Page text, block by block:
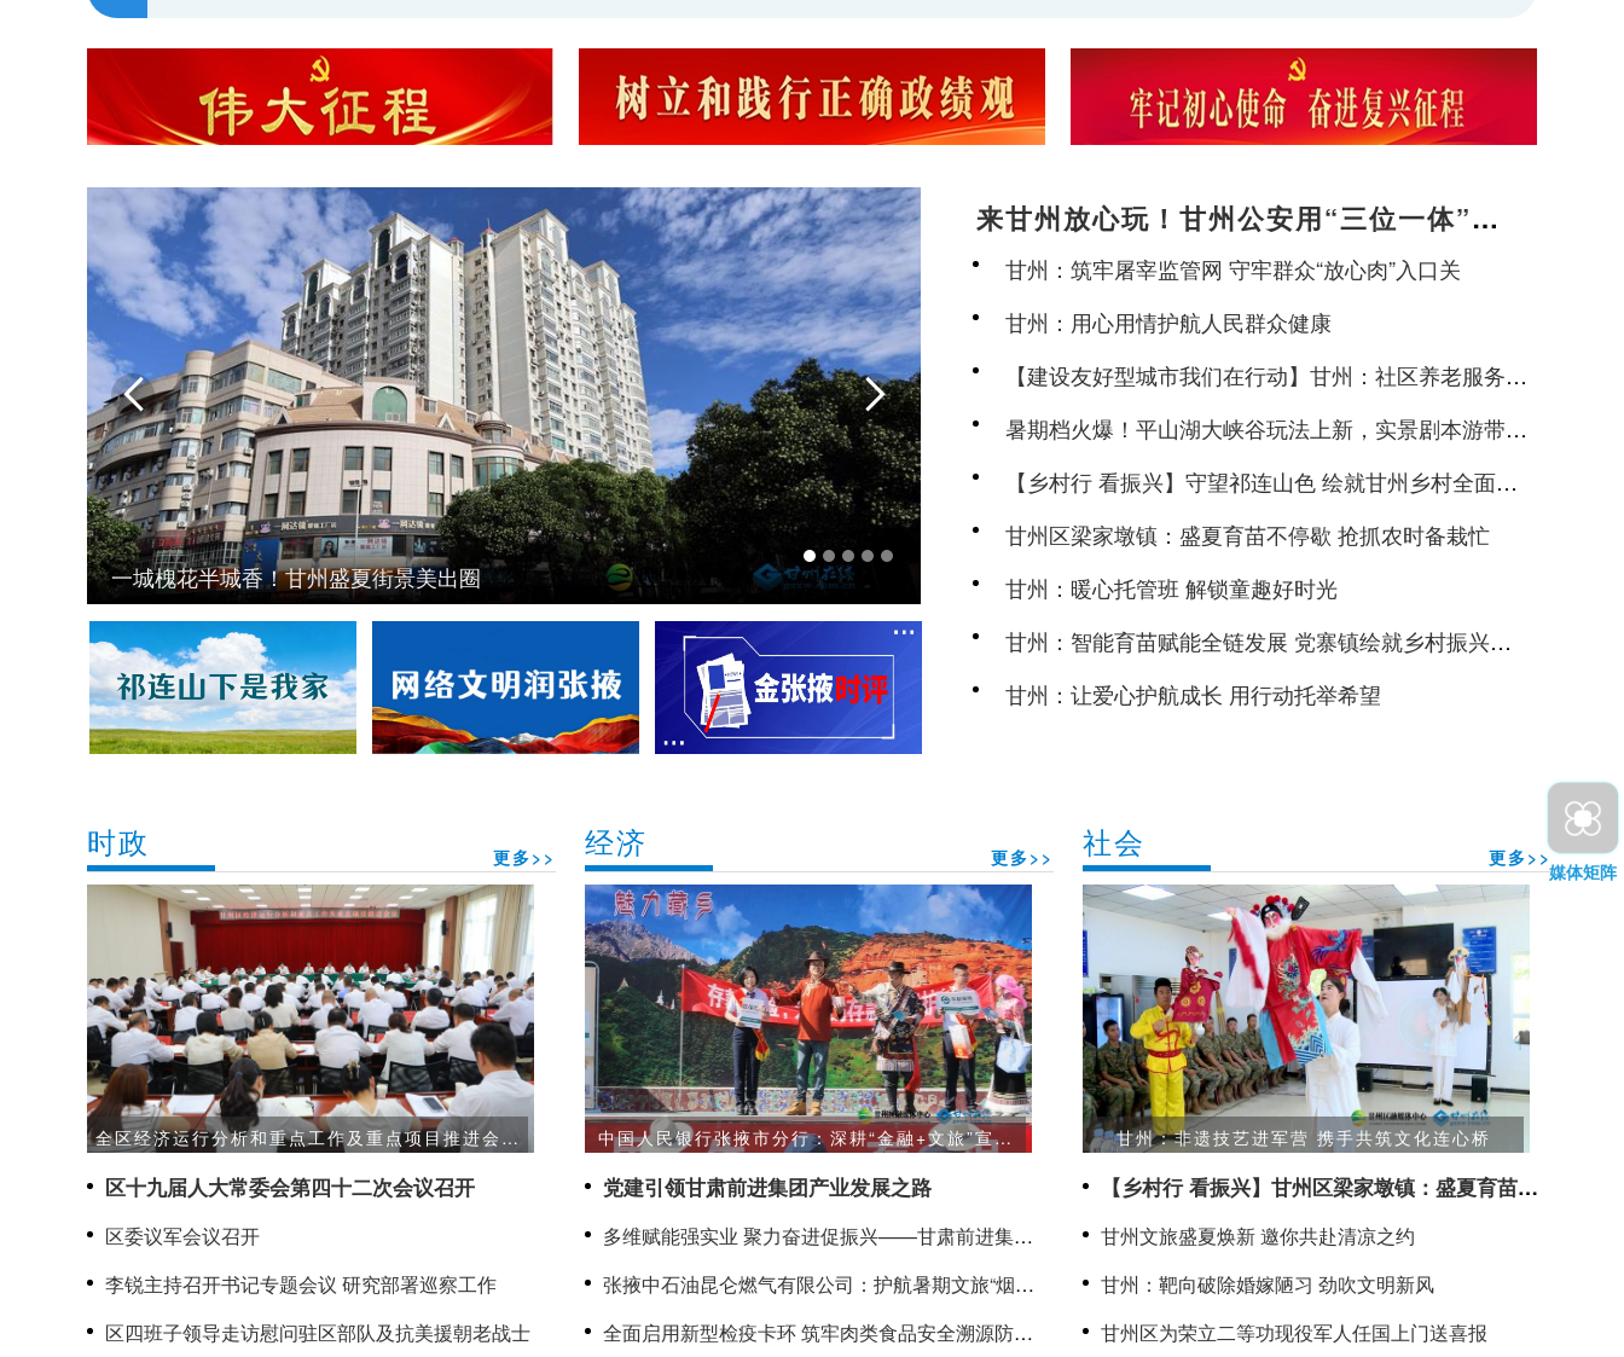
云映木塔 韵满甘州 夏日甘州木塔尽显千年古建之美
 
来甘州放心玩！甘州公安用“三位一体”警
务守护旅途暖意
甘州：筑牢屠宰监管网 守牢群众“放心肉”入口关
甘州：用心用情护航人民群众健康
【建设友好型城市我们在行动】甘州：社区养老服务阵
地点亮幸福“夕阳红”
暑期档火爆！平山湖大峡谷玩法上新，实景剧本游带火
河西“峡谷热”
【乡村行 看振兴】守望祁连山色 绘就甘州乡村全面振
兴新图景
甘州区梁家墩镇：盛夏育苗不停歇 抢抓农时备栽忙
甘州：暖心托管班 解锁童趣好时光
甘州：智能育苗赋能全链发展 党寨镇绘就乡村振兴富
民新图景
甘州：让爱心护航成长 用行动托举希望
时政 更多>>
全区经济运行分析和重点工作及重点项目推进会议
区十九届人大常委会第四十二次会议召开
区委议军会议召开
李锐主持召开书记专题会议 研究部署巡察工作
区四班子领导走访慰问驻区部队及抗美援朝老战士
经济 更多>>
中国人民银行张掖市分行：深耕“金融+文旅”宣传
党建引领甘肃前进集团产业发展之路
多维赋能强实业 聚力奋进促振兴——甘肃前进集团
高质量发展综述
张掖中石油昆仑燃气有限公司：护航暑期文旅“烟火
气” 上门“体检”守牢用气安全线
全面启用新型检疫卡环 筑牢肉类食品安全溯源防线
社会 更多>>
甘州：非遗技艺进军营 携手共筑文化连心桥
【乡村行 看振兴】甘州区梁家墩镇：盛夏育苗不
停歇 抢抓农时备栽忙
甘州文旅盛夏焕新 邀你共赴清凉之约
甘州：靶向破除婚嫁陋习 劲吹文明新风
甘州区为荣立二等功现役军人任国上门送喜报
媒体矩阵